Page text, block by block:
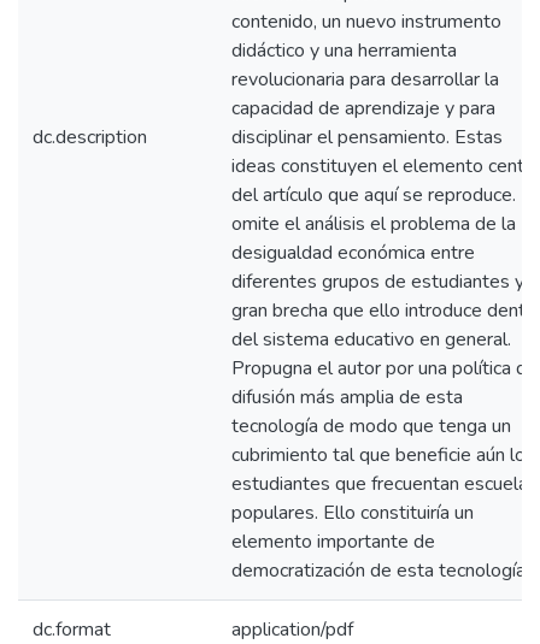
dc.description
contenido, un nuevo instrumento
didáctico y una herramienta
revolucionaria para desarrollar la
capacidad de aprendizaje y para
disciplinar el pensamiento. Estas
ideas constituyen el elemento
del artículo que aquí se reproduce.
omite el análisis el problema de la
desigualdad económica entre
diferentes grupos de estudiantes y
gran brecha que ello introduce
del sistema educativo en general.
Propugna el autor por una política de
difusión más amplia de esta
tecnología de modo que tenga un
cubrimiento tal que beneficie aún los
estudiantes que frecuentan escuelas
populares. Ello constituiría un
elemento importante de
democratización de esta tecnología.
dc.format application/pdf